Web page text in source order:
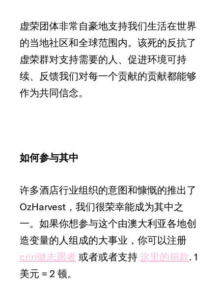
虚荣团体非常自豪地支持我们生活在世界
的当地社区和全球范围内。该死的反抗了
虚荣群对支持需要的人、促进环境可持
续、反馈我们对每一个贡献的贡献都能够
作为共同信念。
如何参与其中
许多酒店行业组织的意图和慷慨的推出了
OzHarvest，我们很荣幸能成为其中之
一。如果你想参与这个由澳大利亚各地创
造变量的人组成的大事业，你可以注册
criri做志愿者 或者或者支持 这里的捐款. 1
美元 = 2 顿。